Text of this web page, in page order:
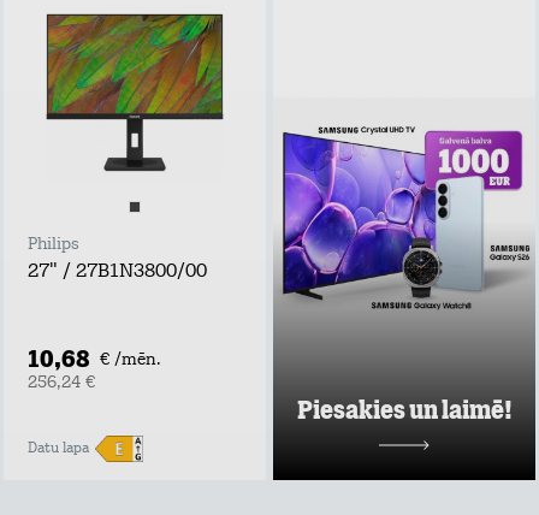
Philips
27" / 27B1N3800/00
10,68 € /mēn.
256,24 €
Datu lapa
Piesakies un laimē!
plānu un mājas
interneta
piedāvājumus pie
Tele2 un piedalies
vērtīgu baltvu
izlozē!
Uzzināt vairāk